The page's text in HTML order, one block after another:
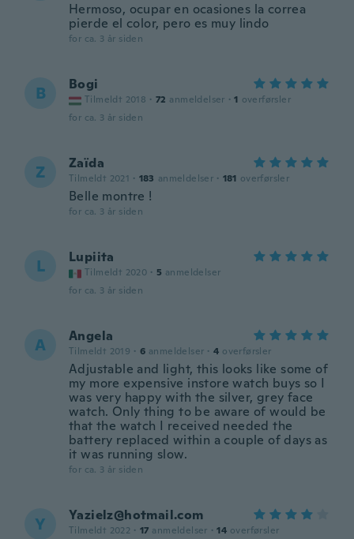
Hermoso, ocupar en ocasiones la correa
pierde el color, pero es muy lindo
for ca. 3 år siden
B Bogi
Tilmeldt 2018 · 72 anmeldelser · 1 overførsler
for ca. 3 år siden
Z Zaïda
Tilmeldt 2021 · 183 anmeldelser · 181 overførsler
Belle montre !
for ca. 3 år siden
L Lupiita
Tilmeldt 2020 · 5 anmeldelser
for ca. 3 år siden
A Angela
Tilmeldt 2019 · 6 anmeldelser · 4 overførsler
Adjustable and light, this looks like some of
my more expensive instore watch buys so I
was very happy with the silver, grey face
watch. Only thing to be aware of would be
that the watch I received needed the
battery replaced within a couple of days as
it was running slow.
for ca. 3 år siden
Y Yazielz@hotmail.com
Tilmeldt 2022 · 17 anmeldelser · 14 overførsler